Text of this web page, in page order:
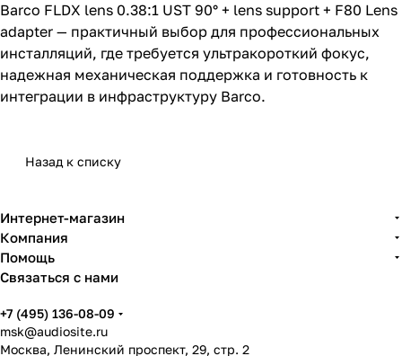
Barco FLDX lens 0.38:1 UST 90° + lens support + F80 Lens
adapter — практичный выбор для профессиональных
инсталляций, где требуется ультракороткий фокус,
надежная механическая поддержка и готовность к
интеграции в инфраструктуру Barco.
Назад к списку
Интернет-магазин
Компания
Помощь
Связаться с нами
+7 (495) 136-08-09
msk@audiosite.ru
Москва, Ленинский проспект, 29, стр. 2